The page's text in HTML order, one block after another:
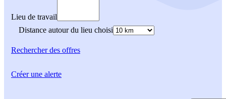
Lieu de travail
Distance autour du lieu choisi
Rechercherdes offres
Créer une alerte